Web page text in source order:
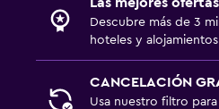
Descubre más de 3
hoteles y
CANCELACIÓN
Usa nuestro filtro